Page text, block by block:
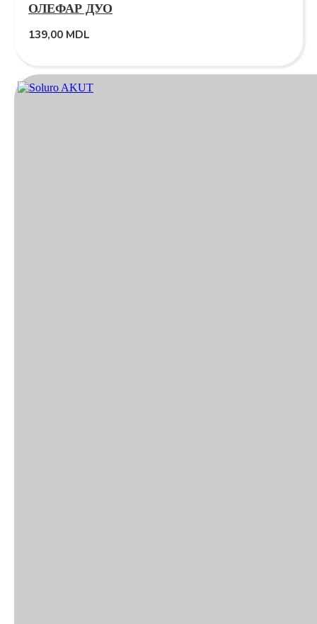
ОЛЕФАР ДУО
139,00 MDL